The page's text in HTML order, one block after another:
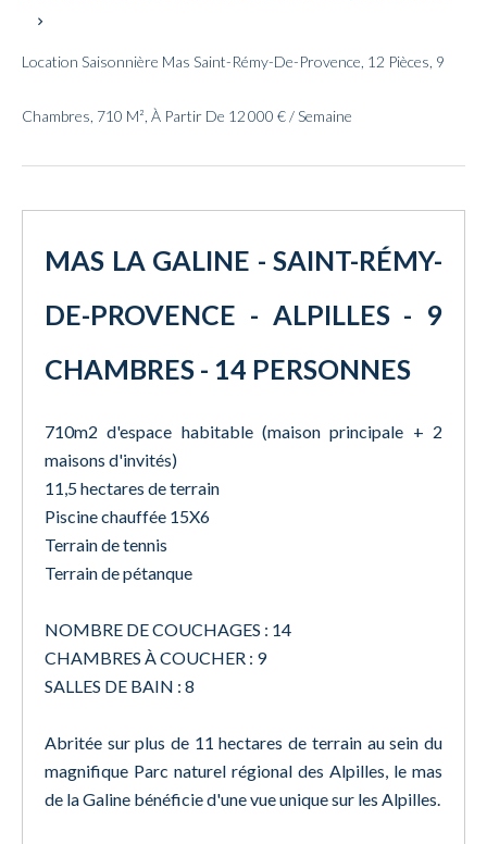
Location Saisonnière Mas Saint-Rémy-De-Provence, 12 Pièces, 9
Chambres, 710 M², À Partir De 12 000 € / Semaine
MAS LA GALINE - SAINT-RÉMY-
DE-PROVENCE - ALPILLES - 9
CHAMBRES - 14 PERSONNES
710m2 d'espace habitable (maison principale + 2
maisons d'invités)
11,5 hectares de terrain
Piscine chauffée 15X6
Terrain de tennis
Terrain de pétanque
NOMBRE DE COUCHAGES : 14
CHAMBRES À COUCHER : 9
SALLES DE BAIN : 8
Abritée sur plus de 11 hectares de terrain au sein du
magnifique Parc naturel régional des Alpilles, le mas
de la Galine bénéficie d'une vue unique sur les Alpilles.